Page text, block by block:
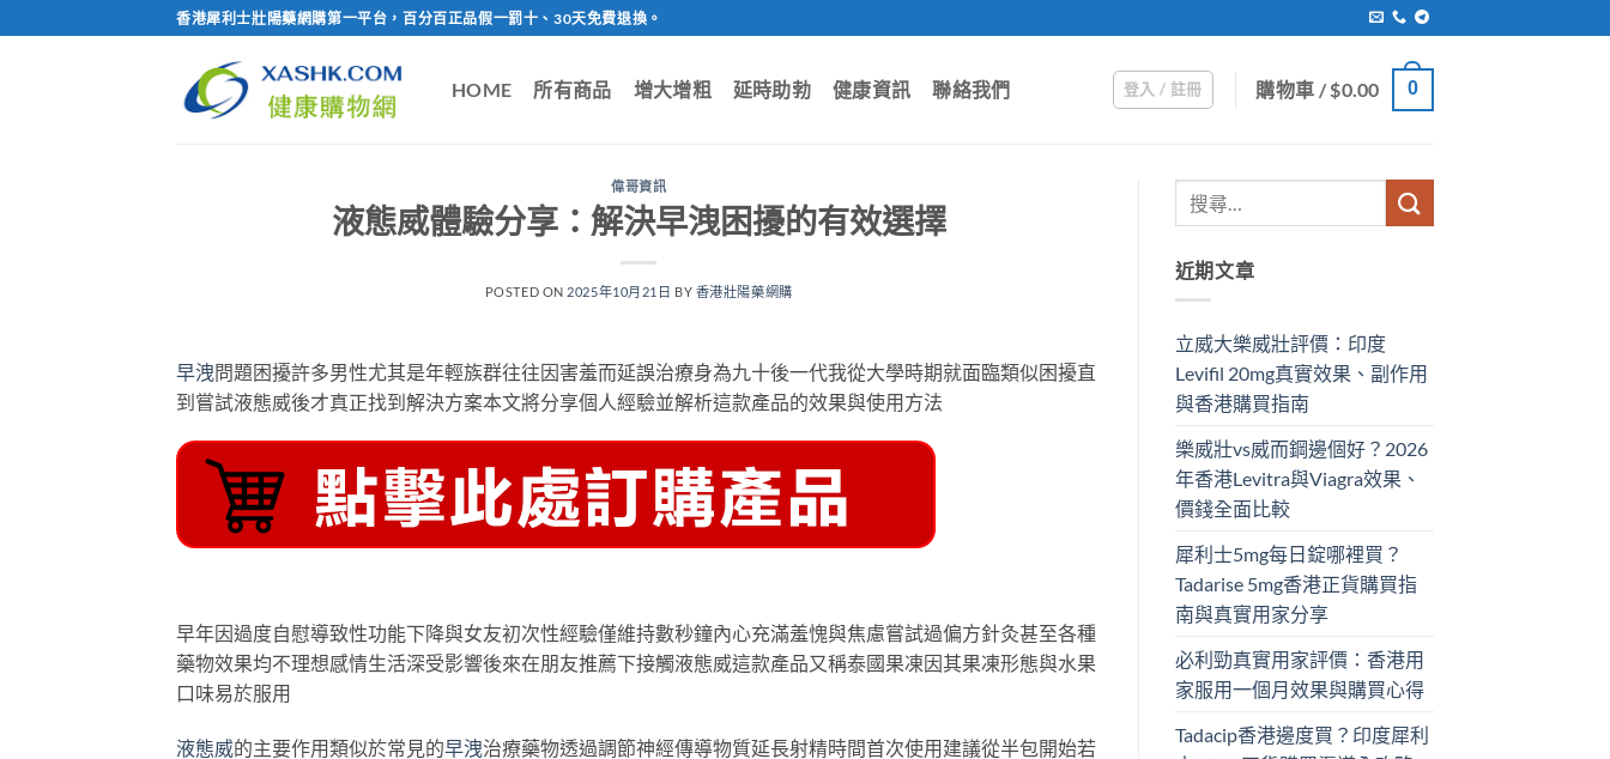
to
香港犀利士壯陽藥網購第一平台，百分百正品假一罰十、30天免費退換。
HOME 所有商品 增大增粗 延時助勃 健康資訊 聯絡我們 登入 / 註冊 購物車 /$0.00 0
偉哥資訊
液態威體驗分享：解決早洩困擾的有效選擇
POSTED ON 2025年10月21日 BY 香港壯陽藥網購
早洩問題困擾許多男性尤其是年輕族群往往因害羞而延誤治療身為九十後一代我從大學時期就面臨類似困擾直
到嘗試液態威後才真正找到解決方案本文將分享個人經驗並解析這款產品的效果與使用方法
早年因過度自慰導致性功能下降與女友初次性經驗僅維持數秒鐘內心充滿羞愧與焦慮嘗試過偏方針灸甚至各種
藥物效果均不理想感情生活深受影響後來在朋友推薦下接觸液態威這款產品又稱泰國果凍因其果凍形態與水果
口味易於服用
液態威的主要作用類似於常見的早洩治療藥物透過調節神經傳導物質延長射精時間首次使用建議從半包開始若
近期文章
立威大樂威壯評價：印度
Levifil 20mg真實效果、副作用
與香港購買指南
樂威壯vs威而鋼邊個好？2026
年香港Levitra與Viagra效果、
價錢全面比較
犀利士5mg每日錠哪裡買？
Tadarise 5mg香港正貨購買指
南與真實用家分享
必利勁真實用家評價：香港用
家服用一個月效果與購買心得
Tadacip香港邊度買？印度犀利